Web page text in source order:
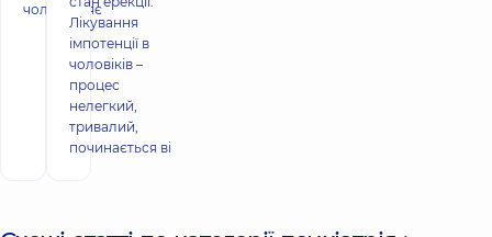
чоловіка яє
Лікування
імпотенції в
чоловіків –
процес
нелегкий,
тривалий,
починається ві